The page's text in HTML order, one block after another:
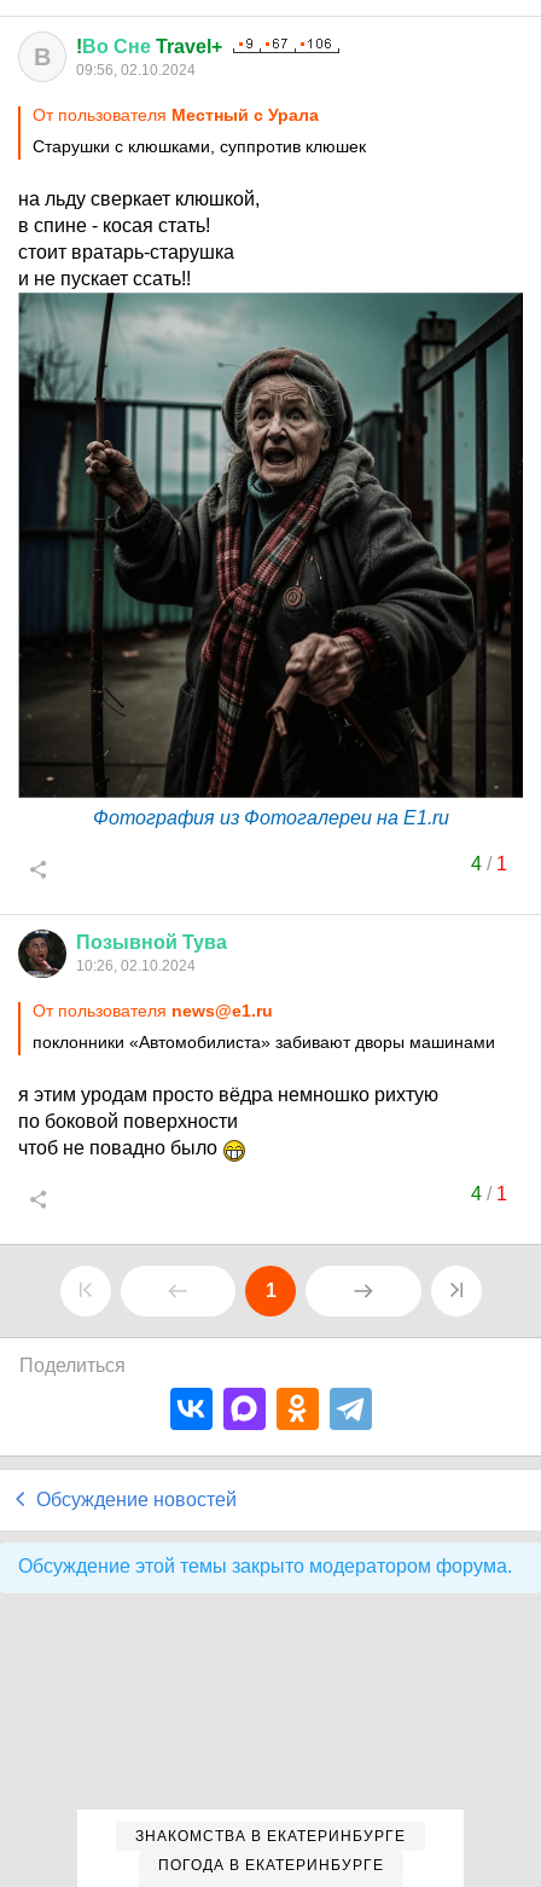
В ! Во Сне Travel+
09:56, 02.10.2024
От пользователя Местный с Урала
Старушки с клюшками, суппротив клюшек
на льду сверкает клюшкой,
в спине - косая стать!
стоит вратарь-старушка
и не пускает ссать!!
Фотография из Фотогалереи на E1.ru
4/ 1
Позывной Тува
10:26, 02.10.2024
От пользователя news@e1.ru
поклонники «Автомобилиста» забивают дворы машинами
я этим уродам просто вёдра немношко рихтую
по боковой поверхности
чтоб не повадно было
4/ 1
1
Поделиться
Обсуждение новостей
Обсуждение этой темы закрыто модератором форума.
ЗНАКОМСТВА В ЕКАТЕРИНБУРГЕ
ПОГОДА В ЕКАТЕРИНБУРГЕ